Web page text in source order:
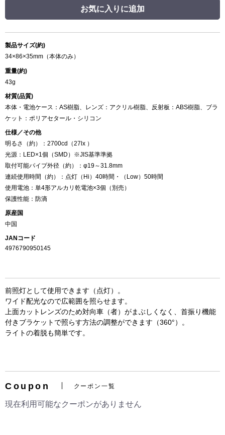
お買い物を続ける
お気に入りに追加
製品サイズ(約)
34×86×35mm（本体のみ）
重量(約)
43g
材質(品質)
本体・電池ケース：AS樹脂、レンズ：アクリル樹脂、反射板：ABS樹脂、ブラ
ケット：ポリアセタール・シリコン
仕様／その他
明るさ（約）：2700cd（27lx ）
光源：LED×1個（SMD）※JIS基準準拠
取付可能パイプ外径（約）：φ19～31.8mm
連続使用時間（約）：点灯（Hi）40時間・（Low）50時間
使用電池：単4形アルカリ乾電池×3個（別売）
保護性能：防滴
原産国
中国
JANコード
4976790950145
前照灯として使用できます（点灯）。
ワイド配光なので広範囲を照らせます。
上面カットレンズのため対向車（者）がまぶしくなく、首振り機能
付きブラケットで照らす方法の調整ができます（360°）。
ライトの着脱も簡単です。
Coupon クーポン一覧
現在利用可能なクーポンがありません